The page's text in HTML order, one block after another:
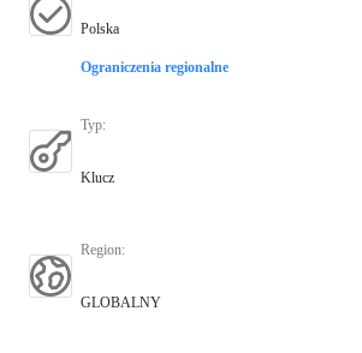
Polska
Ograniczenia regionalne
Typ:
Klucz
Region:
GLOBALNY